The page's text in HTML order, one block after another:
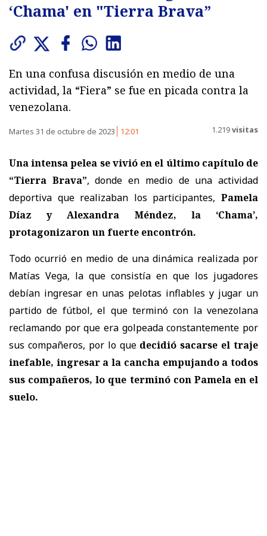
‘Chama' en "Tierra Brava”
En una confusa discusión en medio de una
actividad, la “Fiera” se fue en picada contra la
venezolana.
Martes 31 de octubre de 2023 12:01 1.219visitas
Una intensa pelea se vivió en el último capítulo de
“Tierra Brava”, donde en medio de una actividad
deportiva que realizaban los participantes, Pamela
Díaz y Alexandra Méndez, la ‘Chama’,
protagonizaron un fuerte encontrón.
Todo ocurrió en medio de una dinámica realizada por
Matías Vega, la que consistía en que los jugadores
debían ingresar en unas pelotas inflables y jugar un
partido de fútbol, el que terminó con la venezolana
reclamando por que era golpeada constantemente por
sus compañeros, por lo quedecidió sacarse el traje
inefable, ingresar a la cancha empujando a todos
sus compañeros, lo que terminó con Pamela en el
suelo.